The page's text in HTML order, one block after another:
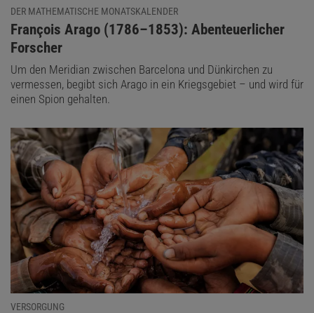
DER MATHEMATISCHE MONATSKALENDER
:
François Arago (1786–1853): Abenteuerlicher
Forscher
Um den Meridian zwischen Barcelona und Dünkirchen zu
vermessen, begibt sich Arago in ein Kriegsgebiet – und wird für
einen Spion gehalten.
VERSORGUNG